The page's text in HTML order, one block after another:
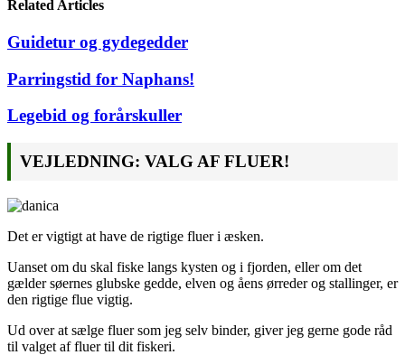
Related Articles
Guidetur og gydegedder
Parringstid for Naphans!
Legebid og forårskuller
VEJLEDNING: VALG AF FLUER!
Det er vigtigt at have de rigtige fluer i æsken.
Uanset om du skal fiske langs kysten og i fjorden, eller om det
gælder søernes glubske gedde, elven og åens ørreder og stallinger, er
den rigtige flue vigtig.
Ud over at sælge fluer som jeg selv binder, giver jeg gerne gode råd
til valget af fluer til dit fiskeri.